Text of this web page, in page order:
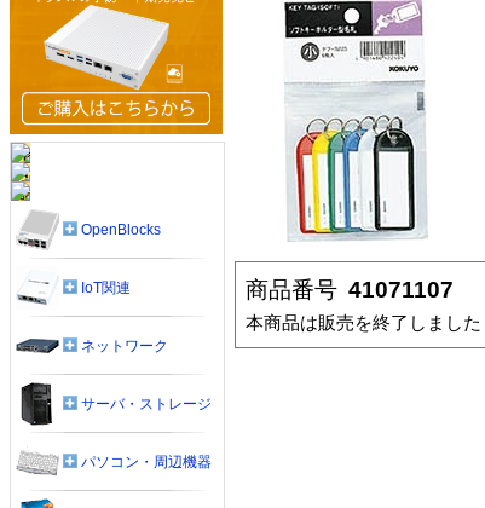
商品番号 41071107
本商品は販売を終了しました
OpenBlocks
IoT関連
ネットワーク
サーバ・ストレージ
パソコン・周辺機器